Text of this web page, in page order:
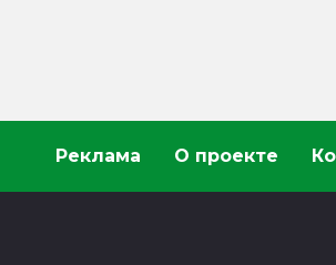
Реклама О проекте